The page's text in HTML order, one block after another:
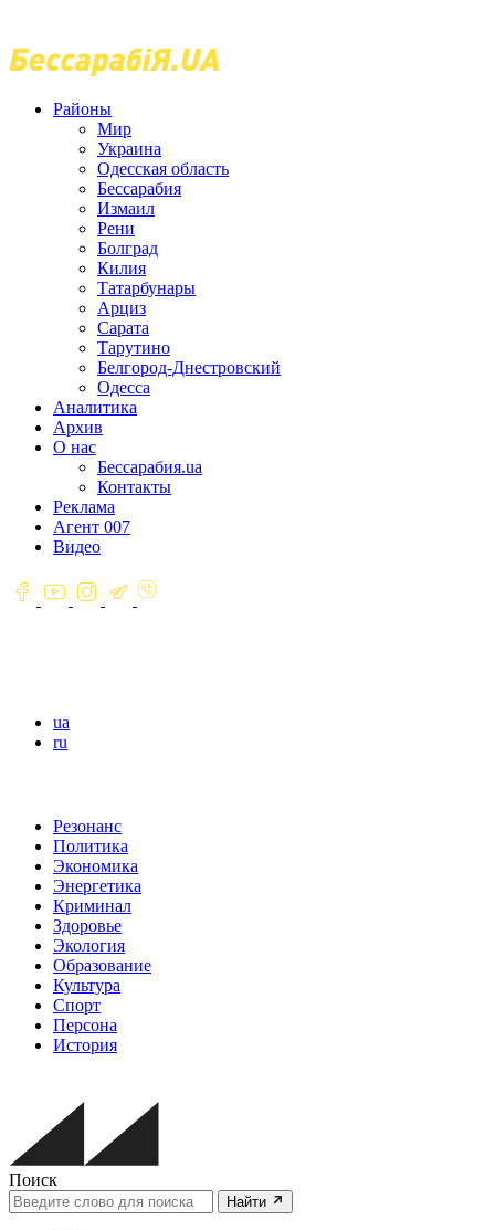
Районы
Мир
Украина
Одесская область
Бессарабия
Измаил
Рени
Болград
Килия
Татарбунары
Арциз
Сарата
Тарутино
Белгород-Днестровский
Одесса
Аналитика
Архив
О нас
Бессарабия.ua
Контакты
Реклама
Агент 007
Видео
ua
ru
Резонанс
Политика
Экономика
Энергетика
Криминал
Здоровье
Экология
Образование
Культура
Спорт
Персона
История
Поиск
Найти